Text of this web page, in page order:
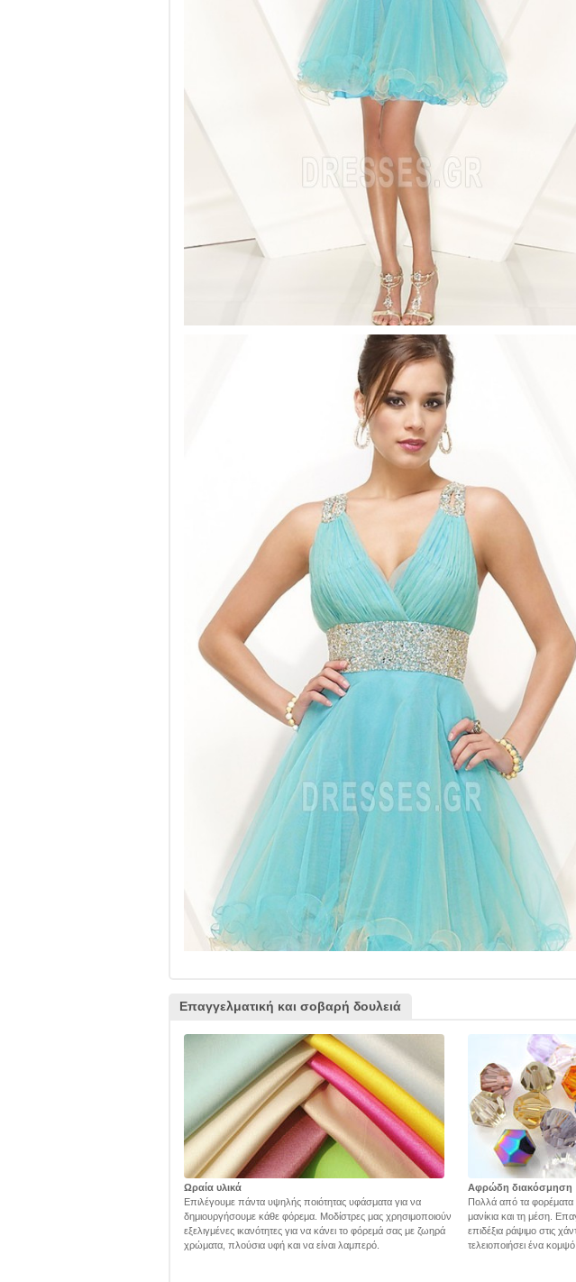
Επαγγελματική και σοβαρή δουλειά
Ωραία υλικά
Επιλέγουμε πάντα υψηλής ποιότητας υφάσματα για να
δημιουργήσουμε κάθε φόρεμα. Μοδίστρες μας χρησιμοποιούν
εξελιγμένες ικανότητες για να κάνει το φόρεμά σας με ζωηρά
χρώματα, πλούσια υφή και να είναι λαμπερό.
Αφρώδη διακόσμηση
Πολλά από τα φορέματα
μανίκια και τη μέση.
επιδέξια ράψιμο στις
τελειοποιήσει ένα